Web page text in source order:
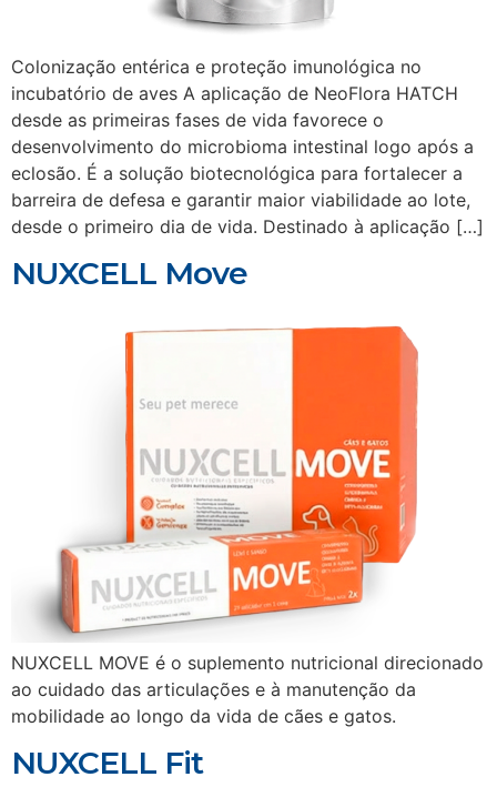
Colonização entérica e proteção imunológica no
incubatório de aves A aplicação de NeoFlora HATCH
desde as primeiras fases de vida favorece o
desenvolvimento do microbioma intestinal logo após a
eclosão. É a solução biotecnológica para fortalecer a
barreira de defesa e garantir maior viabilidade ao lote,
desde o primeiro dia de vida. Destinado à aplicação […]
NUXCELL Move
NUXCELL MOVE é o suplemento nutricional direcionado
ao cuidado das articulações e à manutenção da
mobilidade ao longo da vida de cães e gatos.
NUXCELL Fit